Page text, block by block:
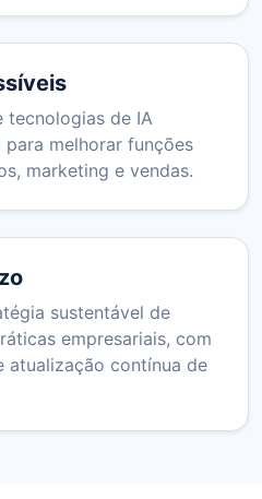
tecnologias de IA
para melhorar funções
marketing e vendas.
sustentável de
empresariais, com
atualização contínua de